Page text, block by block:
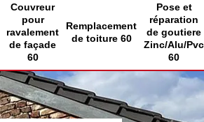
Couvreur
pour
ravalement
de façade
60
Remplacement
de toiture 60
Pose et
réparation
de goutiere
Zinc/Alu/Pvc
60